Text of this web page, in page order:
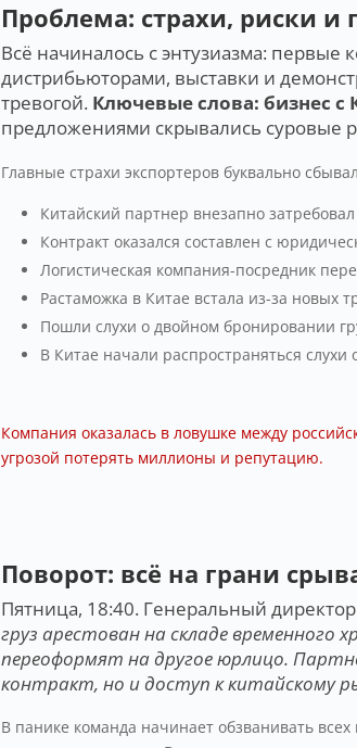
Проблема: страхи, риски и
Всё начиналось с энтузиазма: первые
дистрибьюторами, выставки и
тревогой. Ключевые слова: бизнес с
предложениями скрывались суровые
Главные страхи экспортеров буквально
Китайский партнер внезапно
Контракт оказался составлен с
Логистическая компания-посредник
Растаможка в Китае встала из-за новых
Пошли слухи о двойном бронировании
В Китае начали распространяться слухи
Компания оказалась в ловушке между
угрозой потерять миллионы и репутацию.
Поворот: всё на грани
Пятница, 18:40. Генеральный
груз арестован на складе временного
переоформят на другое юрлицо.
контракт, но и доступ к китайскому
В панике команда начинает обзванивать